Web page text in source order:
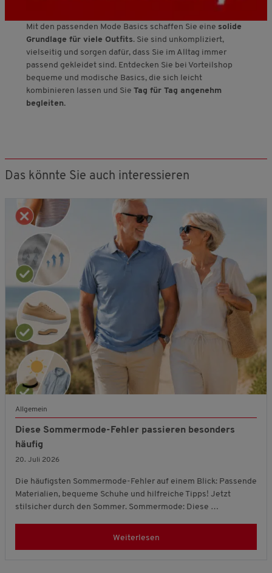
Mit den passenden Mode Basics schaffen Sie eine solide
Grundlage für viele Outfits. Sie sind unkompliziert,
vielseitig und sorgen dafür, dass Sie im Alltag immer
passend gekleidet sind. Entdecken Sie bei Vorteilshop
bequeme und modische Basics, die sich leicht
kombinieren lassen und Sie Tag für Tag angenehm
begleiten.
Das könnte Sie auch interessieren
Allgemein
Diese Sommermode-Fehler passieren besonders
häufig
20. Juli 2026
Die häufigsten Sommermode-Fehler auf einem Blick: Passende
Materialien, bequeme Schuhe und hilfreiche Tipps! Jetzt
stilsicher durch den Sommer. Sommermode: Diese …
Weiterlesen